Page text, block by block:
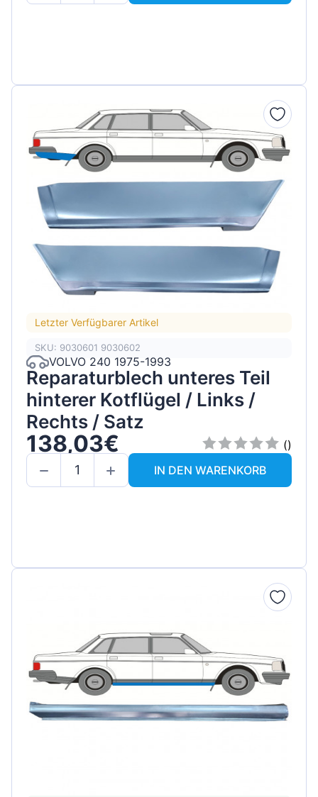
Letzter Verfügbarer Artikel
SKU: 9030601 9030602
VOLVO 240 1975-1993
Reparaturblech unteres Teil
hinterer Kotflügel / Links /
Rechts / Satz
138,03€
()
IN DEN WARENKORB